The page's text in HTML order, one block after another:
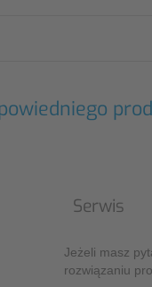
Serwis
Jeżeli masz
rozwiązaniu